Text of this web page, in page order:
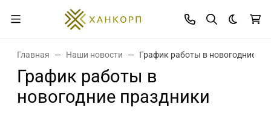
Темная
Главная Наши новости График работы в новогодние
График работы в
новогодние праздники